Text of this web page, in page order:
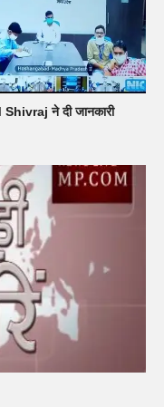
Shivraj ने दी जानकारी